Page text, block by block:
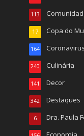
113
Copa do
17
Coronavirus
164
Culinária
240
Decor
141
Destaques
342
Dra. Paula
6